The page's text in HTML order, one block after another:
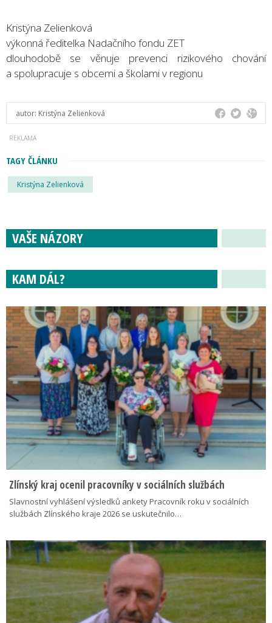
Kristýna Zelienková
výkonná ředitelka Nadačního fondu ZET
dlouhodobě se věnuje prevenci rizikového chování
a spolupracuje s obcemi a školami v regionu
autor: Kristýna Zelienková
TAGY ČLÁNKU
Kristýna Zelienková
VAŠE NÁZORY
KAM DÁL?
Zlínský kraj ocenil pracovníky v sociálních službách
Slavnostní vyhlášení výsledků ankety Pracovník roku v sociálních
službách Zlínského kraje 2026 se uskutečnilo…